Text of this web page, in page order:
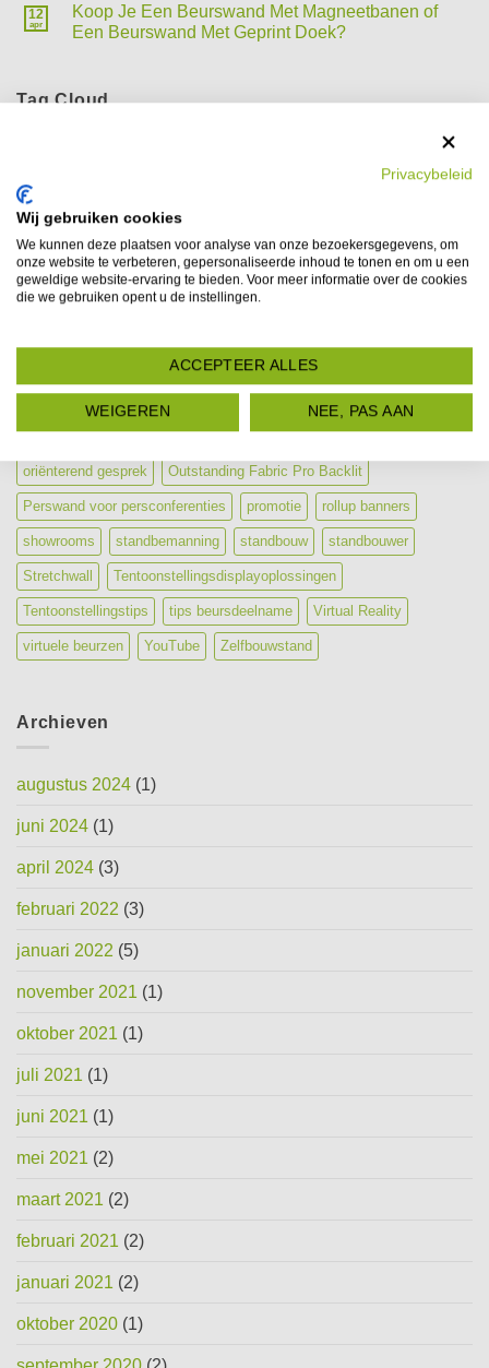
12
apr
Koop Je Een Beurswand Met Magneetbanen of
Een Beurswand Met Geprint Doek?
Tag Cloud
Beursdeelname
beursmarketing beurspresentatie
beursstand verlichting beurswand beurswanden
beurswand of presentatiewand Beurzen
ijzersterke en aansprekende boodschap lichtdicht doek
mobiele en modulaire displays modulaire beursstand
oriënterend gesprek Outstanding Fabric Pro Backlit
Perswand voor persconferenties promotie rollup banners
showrooms standbemanning standbouw standbouwer
Stretchwall Tentoonstellingsdisplayoplossingen
Tentoonstellingstips tips beursdeelname Virtual Reality
virtuele beurzen YouTube Zelfbouwstand
Archieven
augustus 2024 (1)
juni 2024 (1)
april 2024 (3)
februari 2022 (3)
januari 2022 (5)
november 2021 (1)
oktober 2021 (1)
juli 2021 (1)
juni 2021 (1)
mei 2021 (2)
maart 2021 (2)
februari 2021 (2)
januari 2021 (2)
oktober 2020 (1)
Privacybeleid
Wij gebruiken cookies
We kunnen deze plaatsen voor analyse van onze bezoekersgegevens, om
onze website te verbeteren, gepersonaliseerde inhoud te tonen en om u een
geweldige website-ervaring te bieden. Voor meer informatie over de cookies
die we gebruiken opent u de instellingen.
ACCEPTEER ALLES
WEIGEREN NEE, PAS AAN